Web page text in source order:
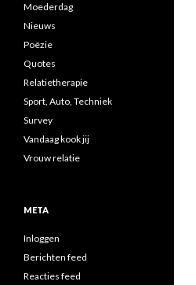
Moederdag
Nieuws
Poëzie
Quotes
Relatietherapie
Sport, Auto, Techniek
Survey
Vandaag kook jij
Vrouw relatie
META
Inloggen
Berichten feed
Reacties feed